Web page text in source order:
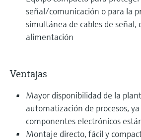
señal/comunicación o para la
simultánea de cables de señal,
alimentación
Ventajas
Mayor disponibilidad de la
automatización de procesos,
componentes electrónicos
Montaje directo, fácil y